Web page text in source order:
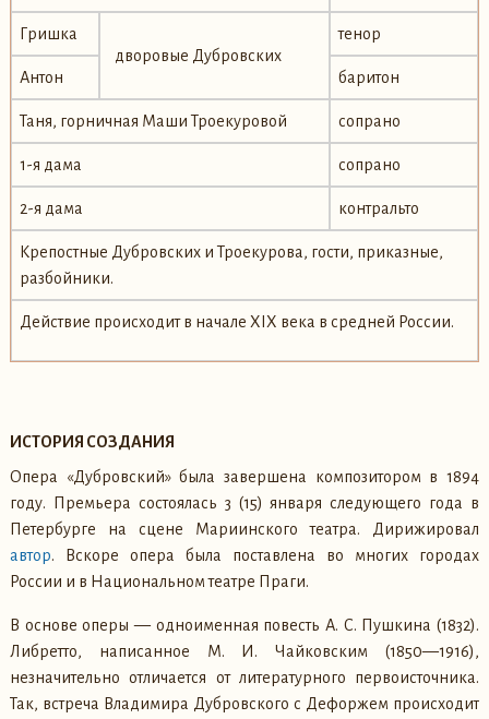
Гришка
дворовые Дубровских
тенор
Антон баритон
Таня, горничная Маши Троекуровой сопрано
1-я дама сопрано
2-я дама контральто
Крепостные Дубровских и Троекурова, гости, приказные,
разбойники.
Действие происходит в начале XIX века в средней России.
ИСТОРИЯ СОЗДАНИЯ
Опера «Дубровский» была завершена композитором в 1894
году. Премьера состоялась 3 (15) января следующего года в
Петербурге на сцене Мариинского театра. Дирижировал
автор. Вскоре опера была поставлена во многих городах
России и в Национальном театре Праги.
В основе оперы — одноименная повесть А. С. Пушкина (1832).
Либретто, написанное М. И. Чайковским (1850—1916),
незначительно отличается от литературного первоисточника.
Так, встреча Владимира Дубровского с Дефоржем происходит